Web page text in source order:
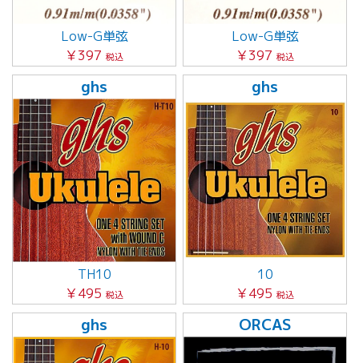
Low-G単弦
￥397 税込
Low-G単弦
￥397 税込
ghs
TH10
￥495 税込
ghs
10
￥495 税込
ghs ORCAS